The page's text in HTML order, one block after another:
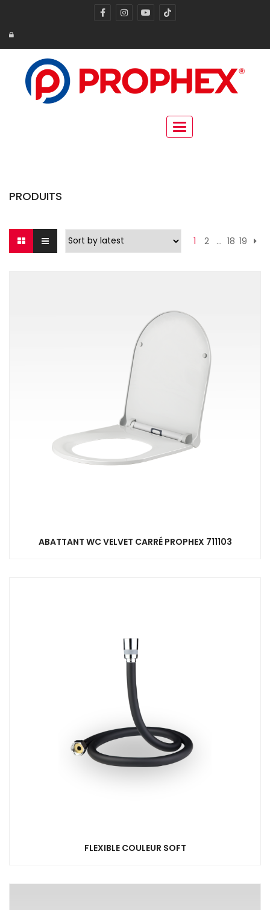
Toggle navigation
PRODUITS
1 2 … 18 19
ABATTANT WC VELVET CARRÉ PROPHEX 711103
FLEXIBLE COULEUR SOFT